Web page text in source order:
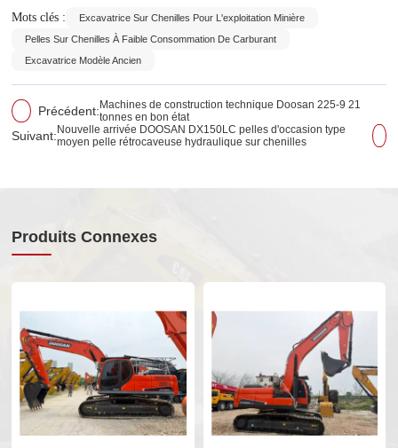
Mots clés :
Excavatrice Sur Chenilles Pour L'exploitation Minière
Pelles Sur Chenilles À Faible Consommation De Carburant
Excavatrice Modèle Ancien
Précédent: Machines de construction technique Doosan 225-9 21
tonnes en bon état
Suivant: Nouvelle arrivée DOOSAN DX150LC pelles d'occasion type
moyen pelle rétrocaveuse hydraulique sur chenilles
Produits Connexes